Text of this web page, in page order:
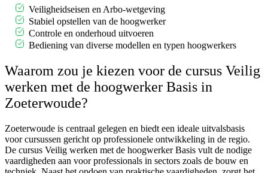
Veiligheidseisen en Arbo-wetgeving
Stabiel opstellen van de hoogwerker
Controle en onderhoud uitvoeren
Bediening van diverse modellen en typen hoogwerkers
Waarom zou je kiezen voor de cursus Veilig
werken met de hoogwerker Basis in
Zoeterwoude?
Zoeterwoude is centraal gelegen en biedt een ideale uitvalsbasis
voor cursussen gericht op professionele ontwikkeling in de regio.
De cursus Veilig werken met de hoogwerker Basis vult de nodige
vaardigheden aan voor professionals in sectors zoals de bouw en